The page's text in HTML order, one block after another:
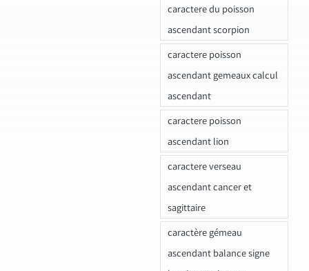
caractere du poisson
ascendant scorpion
caractere poisson
ascendant gemeaux calcul
ascendant
caractere poisson
ascendant lion
caractere verseau
ascendant cancer et
sagittaire
caractère gémeau
ascendant balance signe